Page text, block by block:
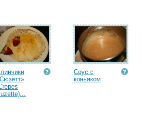
Соус с
коньяком